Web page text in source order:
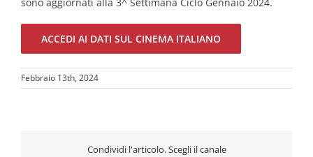
ACCEDI AI DATI SUL CINEMA ITALIANO
Febbraio 13th, 2024
Condividi l'articolo. Scegli il canale